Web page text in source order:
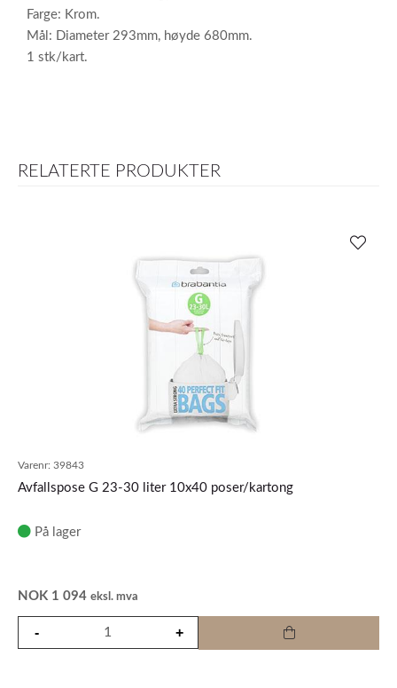
Farge: Krom.
Mål: Diameter 293mm, høyde 680mm.
1 stk/kart.
RELATERTE PRODUKTER
Varenr: 39843
Avfallspose G 23-30 liter 10x40 poser/kartong
På lager
NOK 1 094 eksl. mva